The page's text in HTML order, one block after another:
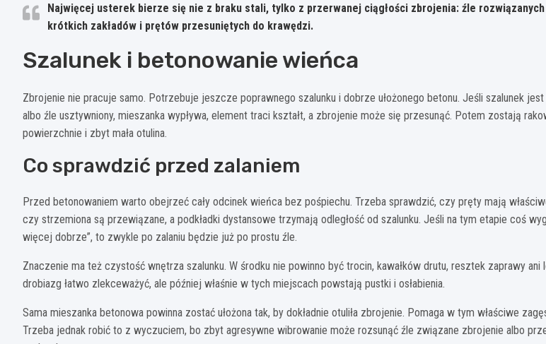
Najwięcej usterek bierze się nie z braku stali, tylko z przerwanej ciągłości zbrojenia: źle rozwiązanych
krótkich zakładów i prętów przesuniętych do krawędzi.
Szalunek i betonowanie wieńca
Zbrojenie nie pracuje samo. Potrzebuje jeszcze poprawnego szalunku i dobrze ułożonego betonu. Jeśli szalunek
albo źle usztywniony, mieszanka wypływa, element traci kształt, a zbrojenie może się przesunąć. Potem zostają
powierzchnie i zbyt mała otulina.
Co sprawdzić przed zalaniem
Przed betonowaniem warto obejrzeć cały odcinek wieńca bez pośpiechu. Trzeba sprawdzić, czy pręty mają
czy strzemiona są przewiązane, a podkładki dystansowe trzymają odległość od szalunku. Jeśli na tym etapie coś
więcej dobrze”, to zwykle po zalaniu będzie już po prostu źle.
Znaczenie ma też czystość wnętrza szalunku. W środku nie powinno być trocin, kawałków drutu, resztek zaprawy ani
drobiazg łatwo zlekceważyć, ale później właśnie w tych miejscach powstają pustki i osłabienia.
Sama mieszanka betonowa powinna zostać ułożona tak, by dokładnie otuliła zbrojenie. Pomaga w tym właściwe
Trzeba jednak robić to z wyczuciem, bo zbyt agresywne wibrowanie może rozsunąć źle związane zbrojenie albo